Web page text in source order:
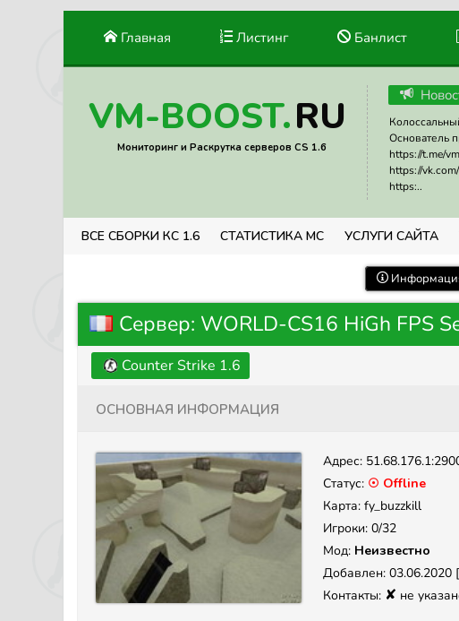
Главная Листинг Банлист
VM-BOOST.RU
Мониторинг и Раскрутка серверов CS 1.6
Основатель
https://t.me/
https://
https:..
ВСЕ СБОРКИ КС 1.6 СТАТИСТИКА МС УСЛУГИ САЙТА
Сервер: WORLD-CS16 HiGh FPS
Counter Strike 1.6
Основная информация
Адрес:
Статус: ☉ Offline
Карта: fy_buzzkill
Игроки: 0/32
Мод: Неизвестно
Добавлен: 03.06.2020
Контакты: ✘ не